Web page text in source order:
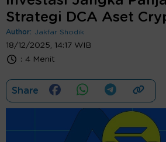
Strategi DCA Aset
Author: Jakfar Shodik
18/12/2025, 14:17 WIB
: 4 Menit
Share